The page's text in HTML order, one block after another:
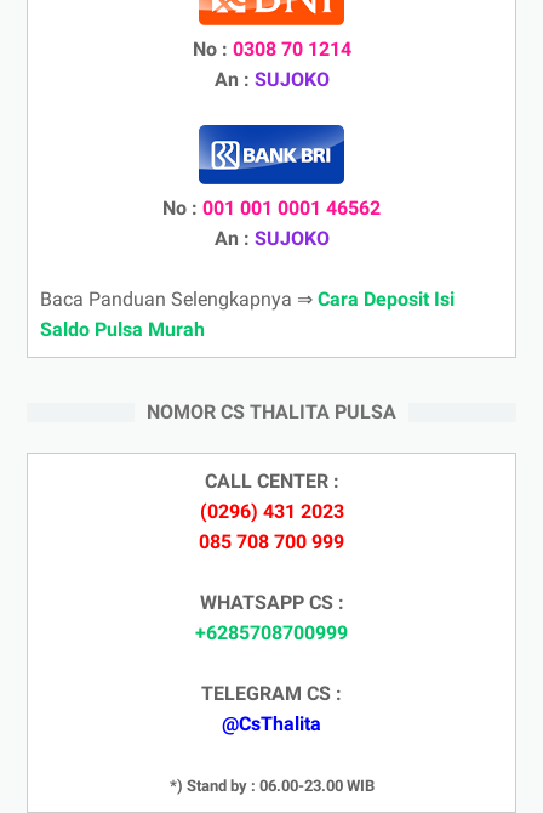
No : 0308 70 1214
An : SUJOKO
No : 001 001 0001 46562
An : SUJOKO
Baca Panduan Selengkapnya ⇒ Cara Deposit Isi
Saldo Pulsa Murah
NOMOR CS THALITA PULSA
CALL CENTER :
(0296) 431 2023
085 708 700 999
WHATSAPP CS :
+6285708700999
TELEGRAM CS :
@CsThalita
*) Stand by : 06.00-23.00 WIB